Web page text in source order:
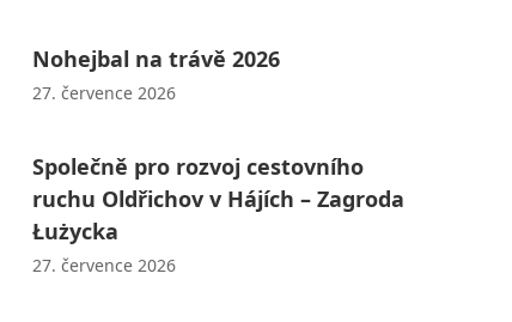
Nohejbal na trávě 2026
27. července 2026
Společně pro rozvoj cestovního
ruchu Oldřichov v Hájích – Zagroda
Łużycka
27. července 2026